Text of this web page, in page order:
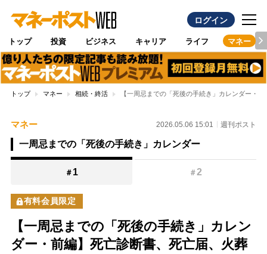
ログイン
トップ 投資 ビジネス キャリア ライフ マネー
トップ マネー 相続・終活 【一周忌までの「死後の手続き」カレンダー・
マネー 2026.05.06 15:01 週刊ポスト
一周忌までの「死後の手続き」カレンダー
＃ 1 ＃2
有料会員限定
【一周忌までの「死後の手続き」カレン
ダー・前編】死亡診断書、死亡届、火葬